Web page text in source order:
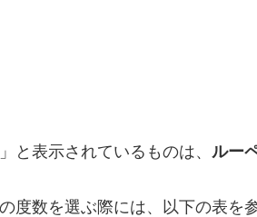
と表示されているものは、 ルー
の度数を選ぶ際には、以下の表を